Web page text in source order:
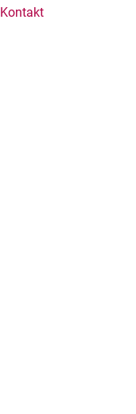
Kontakt